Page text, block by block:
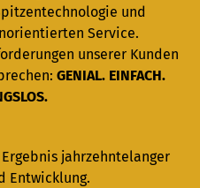
und
Service.
unserer Kunden
GENIAL. EINFACH.
jahrzehntelanger
Entwicklung.